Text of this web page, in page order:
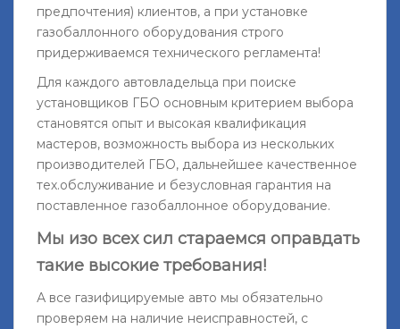
предпочтения) клиентов, а при установке
газобаллонного оборудования строго
придерживаемся технического регламента!
Для каждого автовладельца при поиске
установщиков ГБО основным критерием выбора
становятся опыт и высокая квалификация
мастеров, возможность выбора из нескольких
производителей ГБО, дальнейшее качественное
тех.обслуживание и безусловная гарантия на
поставленное газобаллонное оборудование.
Мы изо всех сил стараемся оправдать
такие высокие требования!
А все газифицируемые авто мы обязательно
проверяем на наличие неисправностей, с